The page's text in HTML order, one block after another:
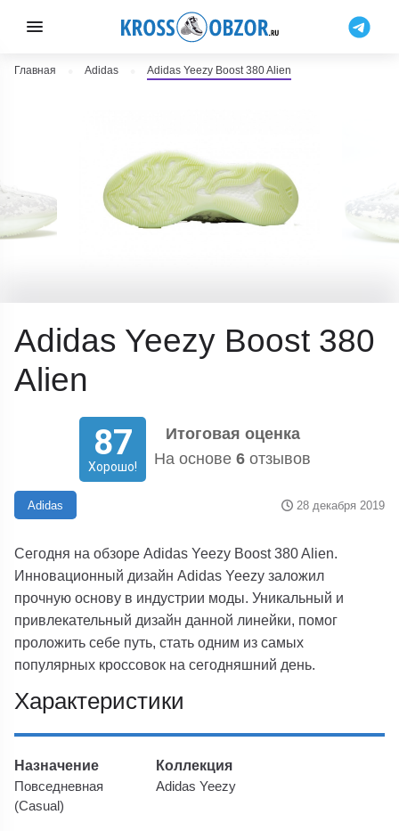
Главная Adidas Adidas Yeezy Boost 380 Alien
Adidas Yeezy Boost 380
Alien
87
Хорошо!
Итоговая оценка
На основе 6 отзывов
Adidas 28 декабря 2019
Сегодня на обзоре Adidas Yeezy Boost 380 Alien.
Инновационный дизайн Adidas Yeezy заложил
прочную основу в индустрии моды. Уникальный и
привлекательный дизайн данной линейки, помог
проложить себе путь, стать одним из самых
популярных кроссовок на сегодняшний день.
Характеристики
Назначение
Повседневная
(Casual)
Коллекция
Adidas Yeezy